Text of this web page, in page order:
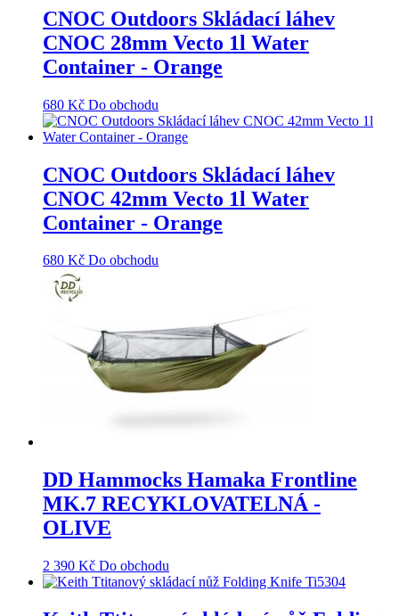
CNOC Outdoors Skládací láhev
CNOC 28mm Vecto 1l Water
Container - Orange
680 Kč Do obchodu
CNOC Outdoors Skládací láhev
CNOC 42mm Vecto 1l Water
Container - Orange
680 Kč Do obchodu
DD Hammocks Hamaka Frontline
MK.7 RECYKLOVATELNÁ -
OLIVE
2 390 Kč Do obchodu